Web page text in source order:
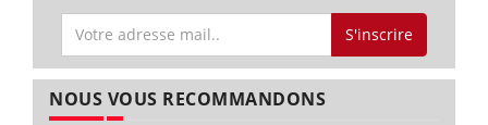
S'inscrire
NOUS VOUS RECOMMANDONS